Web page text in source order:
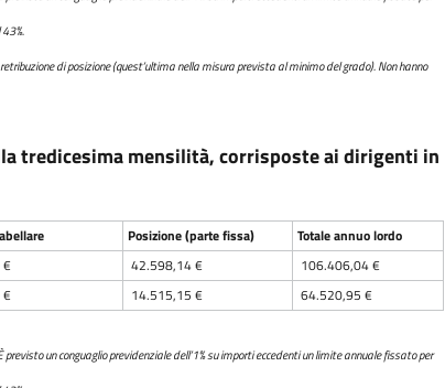
di posizione (quest’ultima nella misura prevista al minimo del grado). Non hanno
tredicesima mensilità, corrisposte ai dirigenti in
Posizione (parte fissa)
Totale annuo lordo
€ 42.598,14 €
106.406,04 €
€ 14.515,15 € 64.520,95 €
un conguaglio previdenziale dell’1% su importi eccedenti un limite annuale fissato per